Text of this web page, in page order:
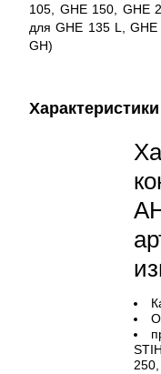
105, GHE 150, GHE
для GHE 135 L,
GH)
Характеристики